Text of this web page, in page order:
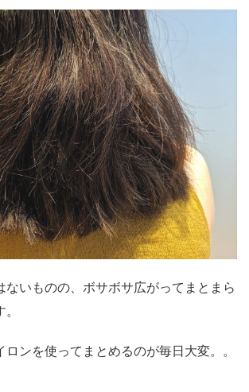
ないものの、ボサボサ広がってまとまら
ンを使ってまとめるのが毎日大変。。